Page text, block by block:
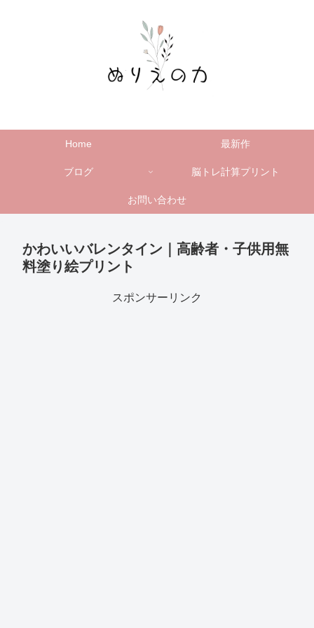
Home 最新作
ブログ 脳トレ計算プリント
お問い合わせ
かわいいバレンタイン｜高齢者・子供用無
料塗り絵プリント
スポンサーリンク